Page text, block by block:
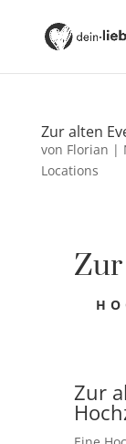
Zur alten
von Florian |
Locations
Zur